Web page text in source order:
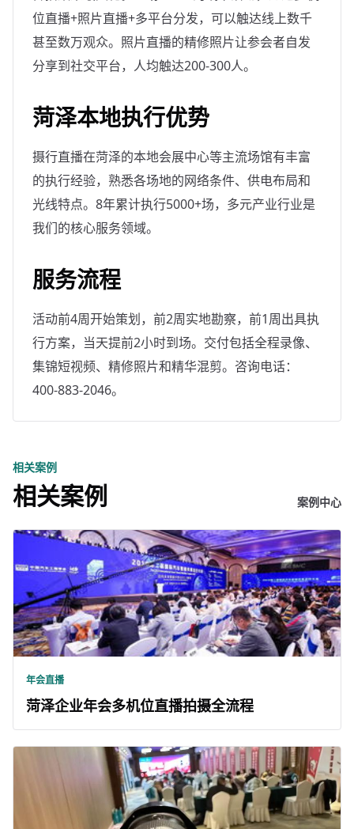
位直播+照片直播+多平台分发，可以触达线上数千
甚至数万观众。照片直播的精修照片让参会者自发
分享到社交平台，人均触达200-300人。
菏泽本地执行优势
摄行直播在菏泽的本地会展中心等主流场馆有丰富
的执行经验，熟悉各场地的网络条件、供电布局和
光线特点。8年累计执行5000+场，多元产业行业是
我们的核心服务领域。
服务流程
活动前4周开始策划，前2周实地勘察，前1周出具执
行方案，当天提前2小时到场。交付包括全程录像、
集锦短视频、精修照片和精华混剪。咨询电话：
400-883-2046。
相关案例
相关案例 案例中心
年会直播
菏泽企业年会多机位直播拍摄全流程